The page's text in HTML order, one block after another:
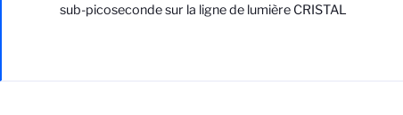
sub-picoseconde sur la ligne de lumière CRISTAL